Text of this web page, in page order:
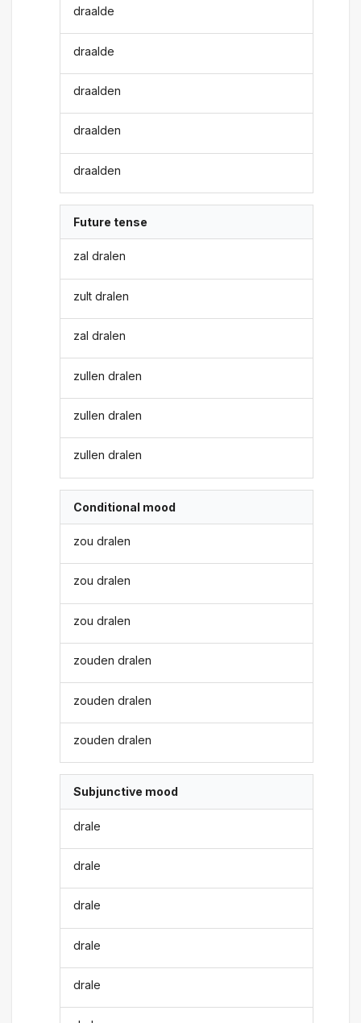
draalde
draalde
draalden
draalden
draalden
Future tense
zal dralen
zult dralen
zal dralen
zullen dralen
zullen dralen
zullen dralen
Conditional mood
zou dralen
zou dralen
zou dralen
zouden dralen
zouden dralen
zouden dralen
Subjunctive mood
drale
drale
drale
drale
drale